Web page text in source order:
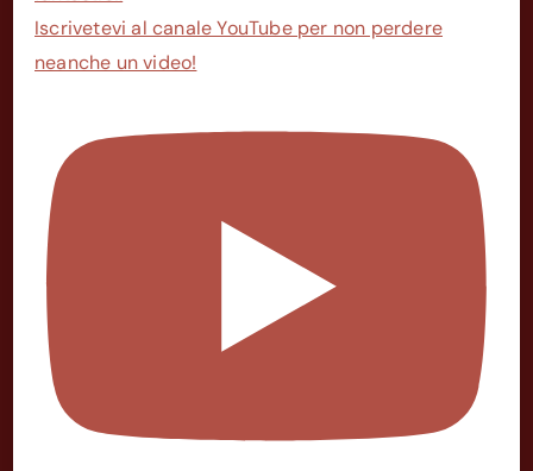
Iscrivetevi al canale YouTube per non perdere
neanche un video!